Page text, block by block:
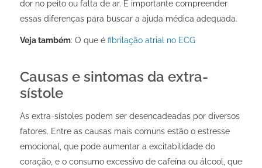
dor no peito ou falta de ar. É importante compreender
essas diferenças para buscar a ajuda médica adequada.
Veja também: O que é fibrilação atrial no ECG
Causas e sintomas da extra-
sístole
As extra-sístoles podem ser desencadeadas por diversos
fatores. Entre as causas mais comuns estão o estresse
emocional, que pode aumentar a excitabilidade do
coração, e o consumo excessivo de cafeína ou álcool, que